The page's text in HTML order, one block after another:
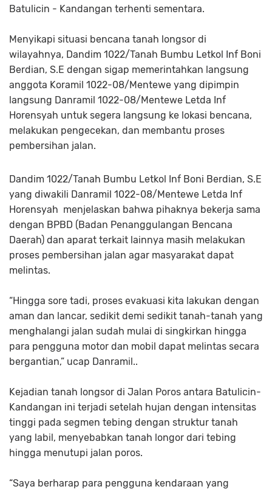
Batulicin - Kandangan terhenti sementara.
Menyikapi situasi bencana tanah longsor di
wilayahnya, Dandim 1022/Tanah Bumbu Letkol Inf Boni
Berdian, S.E dengan sigap memerintahkan langsung
anggota Koramil 1022-08/Mentewe yang dipimpin
langsung Danramil 1022-08/Mentewe Letda Inf
Horensyah untuk segera langsung ke lokasi bencana,
melakukan pengecekan, dan membantu proses
pembersihan jalan.
Dandim 1022/Tanah Bumbu Letkol Inf Boni Berdian, S.E
yang diwakili Danramil 1022-08/Mentewe Letda Inf
Horensyah menjelaskan bahwa pihaknya bekerja sama
dengan BPBD (Badan Penanggulangan Bencana
Daerah) dan aparat terkait lainnya masih melakukan
proses pembersihan jalan agar masyarakat dapat
melintas.
“Hingga sore tadi, proses evakuasi kita lakukan dengan
aman dan lancar, sedikit demi sedikit tanah-tanah yang
menghalangi jalan sudah mulai di singkirkan hingga
para pengguna motor dan mobil dapat melintas secara
bergantian,” ucap Danramil..
Kejadian tanah longsor di Jalan Poros antara Batulicin-
Kandangan ini terjadi setelah hujan dengan intensitas
tinggi pada segmen tebing dengan struktur tanah
yang labil, menyebabkan tanah longor dari tebing
hingga menutupi jalan poros.
“Saya berharap para pengguna kendaraan yang